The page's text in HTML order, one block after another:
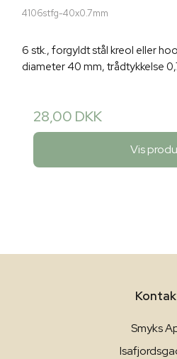
4106stfg-40x0.7mm
6 stk., forgyldt stål kreol eller
diameter 40 mm, trådtykkelse
28,00 DKK
Vis
Smyks